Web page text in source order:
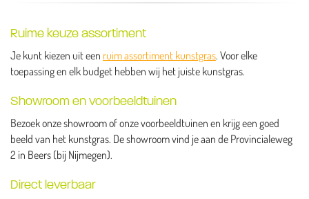
Ruime keuze assortiment
Je kunt kiezen uit een ruim assortiment kunstgras. Voor elke
toepassing en elk budget hebben wij het juiste kunstgras.
Showroom en voorbeeldtuinen
Bezoek onze showroom of onze voorbeeldtuinen en krijg een goed
beeld van het kunstgras. De showroom vind je aan de Provincialeweg
2 in Beers (bij Nijmegen).
Direct leverbaar